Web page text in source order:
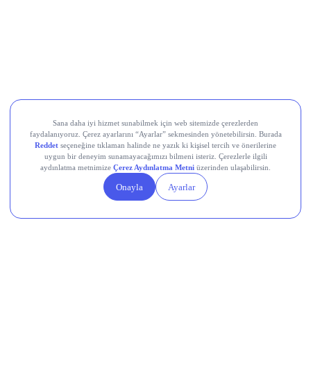
Teknik Analiz Nedir?